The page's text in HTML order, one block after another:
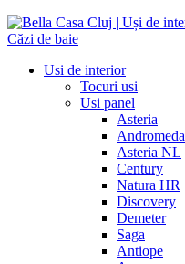
Usi de interior
Tocuri usi
Usi panel
Asteria
Andromeda
Asteria NL
Century
Natura HR
Discovery
Demeter
Saga
Antiope